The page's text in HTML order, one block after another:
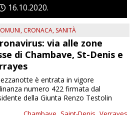
16 10 2020
, CRONACA, SANITÀ
via alle zone
di Chambave, St-Denis e
è entrata in vigore
numero 422 firmata dal
della Giunta Renzo Testolin